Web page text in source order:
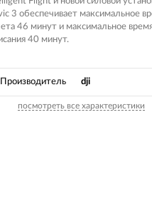
3 обеспечивает максимальное
46 минут и максимальное
40 минут.
Производитель dji
посмотреть все характеристики